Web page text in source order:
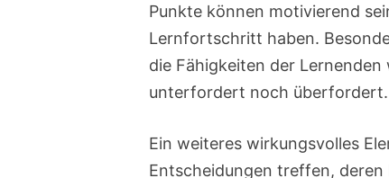
Punkte können motivierend
Lernfortschritt haben.
die Fähigkeiten der
unterfordert noch überfordert.
Ein weiteres wirkungsvolles
Entscheidungen treffen,